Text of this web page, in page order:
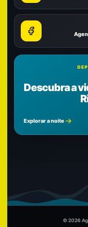
Descubra a
Explorar a noite
© 2026